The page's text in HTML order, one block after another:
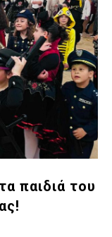
παιδιά του